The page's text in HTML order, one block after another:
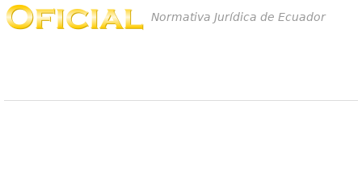
Normativa Jurídica de Ecuador